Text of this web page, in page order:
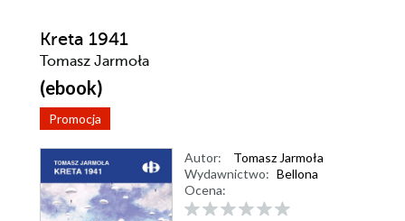
Kreta 1941
Tomasz Jarmoła
(ebook)
Promocja
Autor:
Tomasz Jarmoła
Wydawnictwo: Bellona
Ocena: